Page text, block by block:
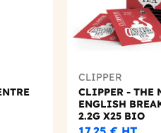
CLIPPER
CLIPPER - THE
ENGLISH
2.2G X25 BIO